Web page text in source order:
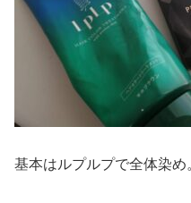
基本はルプルプで全体染め